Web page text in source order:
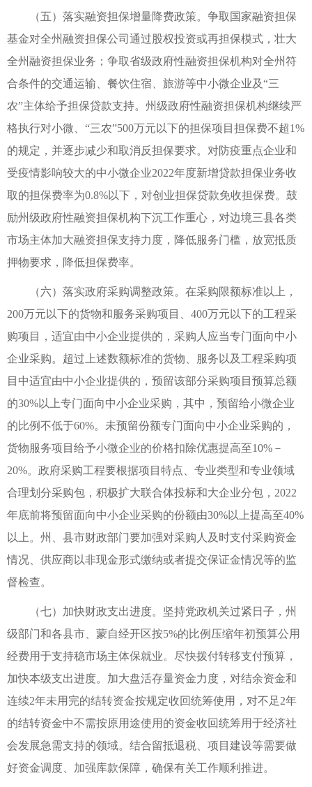
（五）落实融资担保增量降费政策。争取国家融资担保
基金对全州融资担保公司通过股权投资或再担保模式，壮大
全州融资担保业务；争取省级政府性融资担保机构对全州符
合条件的交通运输、餐饮住宿、旅游等中小微企业及“三
农”主体给予担保贷款支持。州级政府性融资担保机构继续严
格执行对小微、“三农”500万元以下的担保项目担保费不超1%
的规定，并逐步减少和取消反担保要求。对防疫重点企业和
受疫情影响较大的中小微企业2022年度新增贷款担保业务收
取的担保费率为0.8%以下，对创业担保贷款免收担保费。鼓
励州级政府性融资担保机构下沉工作重心，对边境三县各类
市场主体加大融资担保支持力度，降低服务门槛，放宽抵质
押物要求，降低担保费率。
（六）落实政府采购调整政策。在采购限额标准以上，
200万元以下的货物和服务采购项目、400万元以下的工程采
购项目，适宜由中小企业提供的，采购人应当专门面向中小
企业采购。超过上述数额标准的货物、服务以及工程采购项
目中适宜由中小企业提供的，预留该部分采购项目预算总额
的30%以上专门面向中小企业采购，其中，预留给小微企业
的比例不低于60%。未预留份额专门面向中小企业采购的，
货物服务项目给予小微企业的价格扣除优惠提高至10%－
20%。政府采购工程要根据项目特点、专业类型和专业领域
合理划分采购包，积极扩大联合体投标和大企业分包，2022
年底前将预留面向中小企业采购的份额由30%以上提高至40%
以上。州、县市财政部门要加强对采购人及时支付采购资金
情况、供应商以非现金形式缴纳或者提交保证金情况等的监
督检查。
（七）加快财政支出进度。坚持党政机关过紧日子，州
级部门和各县市、蒙自经开区按5%的比例压缩年初预算公用
经费用于支持稳市场主体保就业。尽快拨付转移支付预算，
加快本级支出进度。加大盘活存量资金力度，对结余资金和
连续2年未用完的结转资金按规定收回统筹使用，对不足2年
的结转资金中不需按原用途使用的资金收回统筹用于经济社
会发展急需支持的领域。结合留抵退税、项目建设等需要做
好资金调度、加强库款保障，确保有关工作顺利推进。